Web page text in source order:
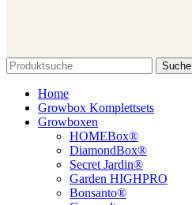
Suche
Home
Growbox Komplettsets
Growboxen
HOMEBox®
DiamondBox®
Secret Jardin®
Garden HIGHPRO
Bonsanto®